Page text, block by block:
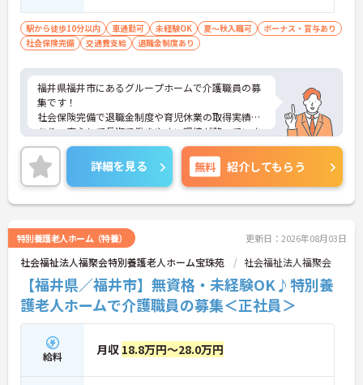
駅から徒歩10分以内 車通勤可 未経験OK 夏～秋入職可
ボーナス・賞与あり
社会保険完備
交通費支給 退職金制度あり
福井県福井市にあるグループホームで介護職員の募
集です！
社会保険完備で退職金制度や育児休業の取得実績も
あり、安心して長期で働きやすい環境が整っていま
す◎
また、昇給や賞与などもあり、頑張りはしっかり評
価され還元されます！
ご興味ある方は面接ポイントをお伝えしますので、
お気軽にご連絡ください。
詳細を見る 無料 紹介してもらう
特別養護老人ホーム（特養） 更新日：2026年08月03日
社会福祉法人福聚会特別養護老人ホーム宝珠苑 社会福祉法人福聚会
【福井県／福井市】無資格・未経験OK♪特別養
護老人ホームで介護職員の募集＜正社員＞
給料 月収 18.8万円～28.0万円